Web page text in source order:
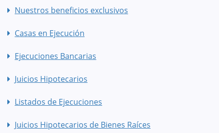
Nuestros beneficios exclusivos
Casas en Ejecución
Ejecuciones Bancarias
Juicios Hipotecarios
Listados de Ejecuciones
Juicios Hipotecarios de Bienes Raíces